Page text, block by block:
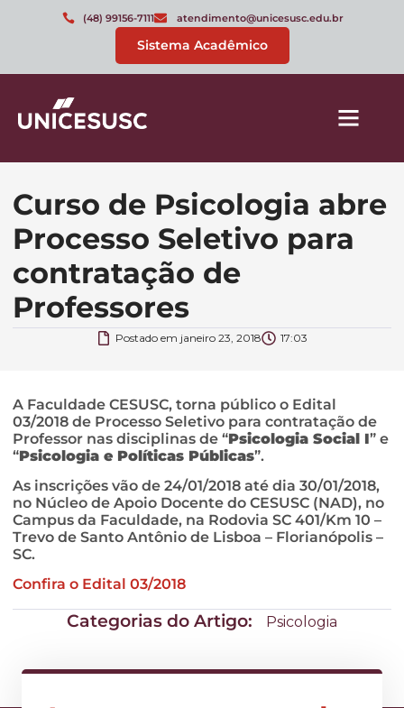
(48) 99156-7111 atendimento@unicesusc.edu.br
Sistema Acadêmico
Curso de Psicologia abre
Processo Seletivo para
contratação de
Professores
Postado em janeiro 23, 2018 17:03
A Faculdade CESUSC, torna público o Edital
03/2018 de Processo Seletivo para contratação de
Professor nas disciplinas de “Psicologia Social I” e
“Psicologia e Políticas Públicas”.
As inscrições vão de 24/01/2018 até dia 30/01/2018,
no Núcleo de Apoio Docente do CESUSC (NAD), no
Campus da Faculdade, na Rodovia SC 401/Km 10 –
Trevo de Santo Antônio de Lisboa – Florianópolis –
SC.
Confira o Edital 03/2018
Categorias do Artigo: Psicologia